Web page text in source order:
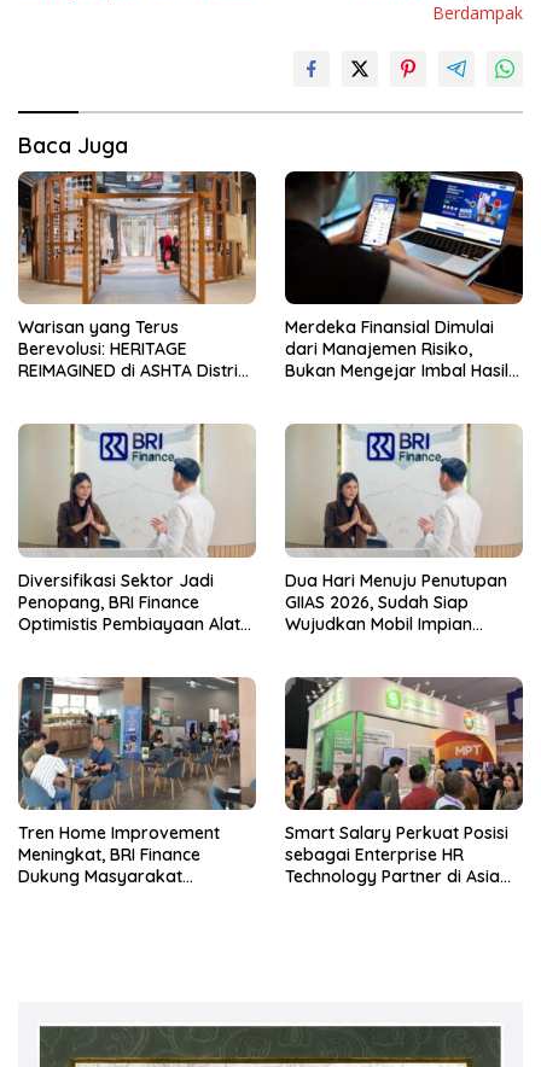
Berdampak
Baca Juga
Warisan yang Terus
Berevolusi: HERITAGE
REIMAGINED di ASHTA District
Merdeka Finansial Dimulai
dari Manajemen Risiko,
Bukan Mengejar Imbal Hasil
Diversifikasi Sektor Jadi
Penopang, BRI Finance
Optimistis Pembiayaan Alat
Dua Hari Menuju Penutupan
GIIAS 2026, Sudah Siap
Wujudkan Mobil Impian
Tren Home Improvement
Meningkat, BRI Finance
Dukung Masyarakat
Smart Salary Perkuat Posisi
sebagai Enterprise HR
Technology Partner di Asia